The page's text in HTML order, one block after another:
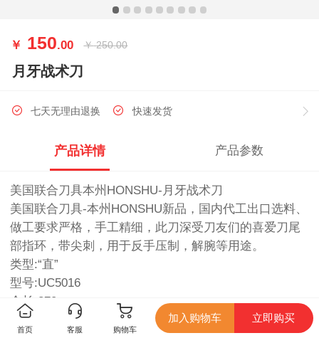
￥ 150.00 ￥ 250.00
月牙战术刀
七天无理由退换 快速发货
产品详情 产品参数
美国联合刀具本州HONSHU-月牙战术刀
美国联合刀具-本州HONSHU新品，国内代工出口选料、
做工要求严格，手工精细，此刀深受刀友们的喜爱刀尾
部指环，带尖刺，用于反手压制，解腕等用途。
类型:“直”
型号:UC5016
全长:270mm
刃长:130mm
首页 客服 购物车
加入购物车 立即购买